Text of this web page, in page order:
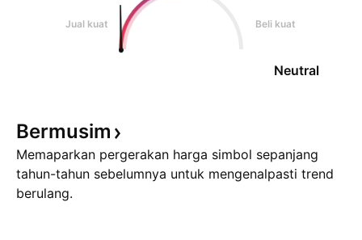
Jual kuat Beli kuat
Neutral
Bermusim
Memaparkan pergerakan harga simbol sepanjang
tahun-tahun sebelumnya untuk mengenalpasti trend
berulang.